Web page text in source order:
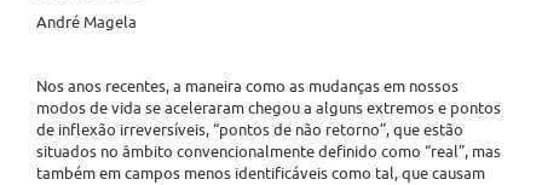
André Magela
Nos anos recentes, a maneira como as mudanças em nossos
modos de vida se aceleraram chegou a alguns extremos e pontos
de inflexão irreversíveis, “pontos de não retorno”, que estão
situados no âmbito convencionalmente definido como “real”, mas
também em campos menos identificáveis como tal, que causam